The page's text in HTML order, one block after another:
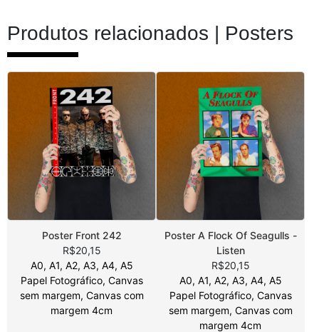
Produtos relacionados | Posters
Poster Front 242
R$20,15
A0, A1, A2, A3, A4, A5
Papel Fotográfico, Canvas
sem margem, Canvas com
margem 4cm
Poster A Flock Of Seagulls -
Listen
R$20,15
A0, A1, A2, A3, A4, A5
Papel Fotográfico, Canvas
sem margem, Canvas com
margem 4cm